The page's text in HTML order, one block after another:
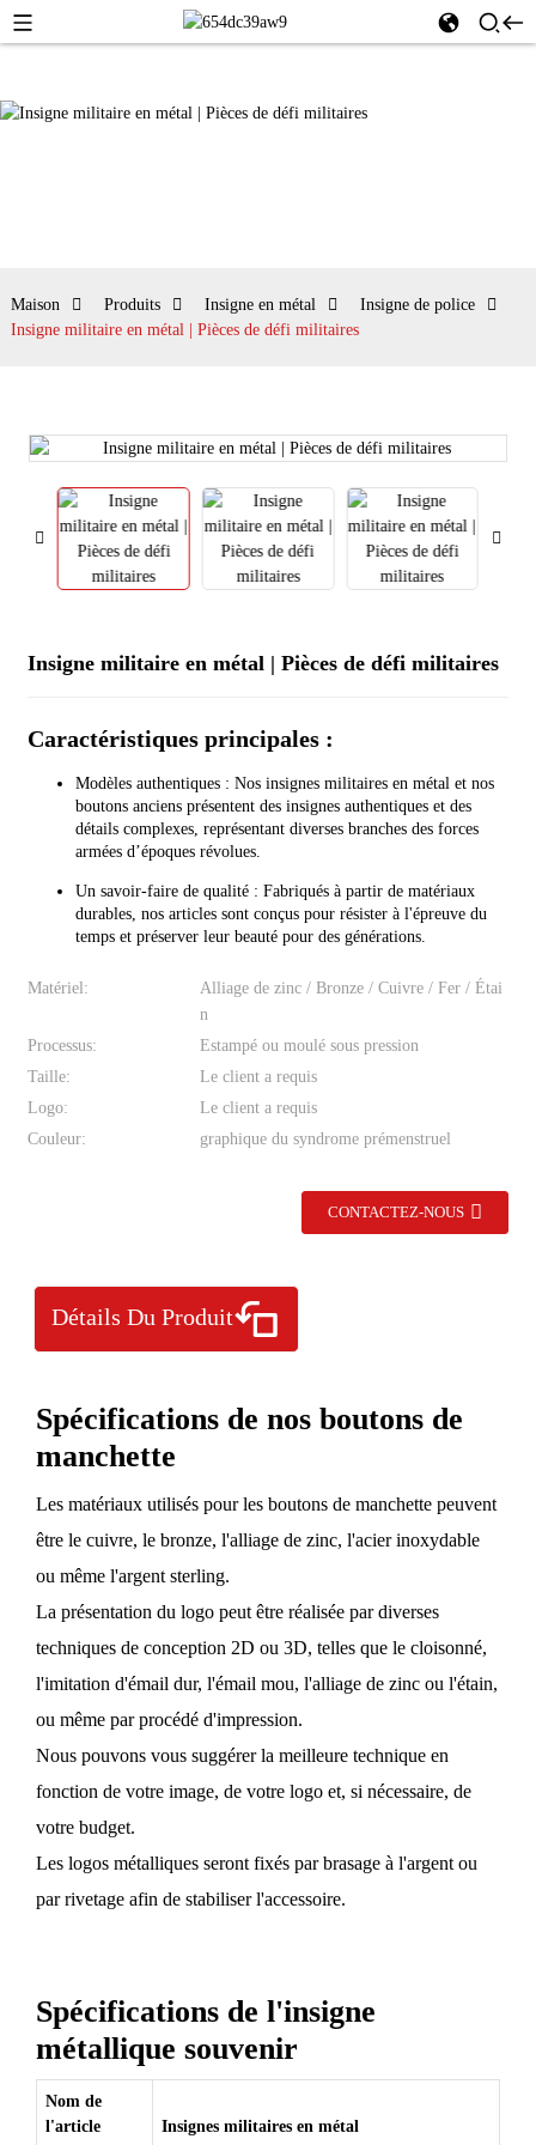
Maison Produits Insigne en métal
Insigne de police
Insigne militaire en métal | Pièces de défi militaires
Insigne militaire en métal | Pièces de défi militaires
Caractéristiques principales :
Modèles authentiques : Nos insignes militaires en métal et nos
boutons anciens présentent des insignes authentiques et des
détails complexes, représentant diverses branches des forces
armées d’époques révolues.
Un savoir-faire de qualité : Fabriqués à partir de matériaux
durables, nos articles sont conçus pour résister à l'épreuve du
temps et préserver leur beauté pour des générations.
Matériel:
Alliage de zinc / Bronze / Cuivre / Fer / Étai
n
Processus:
Estampé ou moulé sous pression
Taille:
Le client a requis
Logo:
Le client a requis
Couleur:
graphique du syndrome prémenstruel
CONTACTEZ-NOUS
Détails Du Produit
Spécifications de nos boutons de
manchette
Les matériaux utilisés pour les boutons de manchette peuvent
être le cuivre, le bronze, l'alliage de zinc, l'acier inoxydable
ou même l'argent sterling.
La présentation du logo peut être réalisée par diverses
techniques de conception 2D ou 3D, telles que le cloisonné,
l'imitation d'émail dur, l'émail mou, l'alliage de zinc ou l'étain,
ou même par procédé d'impression.
Nous pouvons vous suggérer la meilleure technique en
fonction de votre image, de votre logo et, si nécessaire, de
votre budget.
Les logos métalliques seront fixés par brasage à l'argent ou
par rivetage afin de stabiliser l'accessoire.
Spécifications de l'insigne
métallique souvenir
Nom de
l'article
Insignes militaires en métal